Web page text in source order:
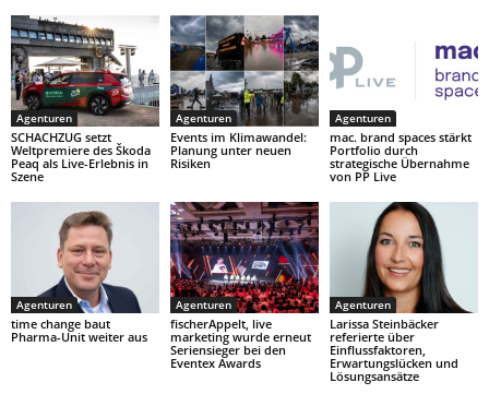
Agenturen
SCHACHZUG setzt
Weltpremiere des Škoda
Peaq als Live-Erlebnis in
Szene
Agenturen
Events im Klimawandel:
Planung unter neuen
Risiken
Agenturen
mac. brand spaces stärkt
Portfolio durch
strategische Übernahme
von PP Live
Agenturen
time change baut
Pharma-Unit weiter aus
Agenturen
fischerAppelt, live
marketing wurde erneut
Seriensieger bei den
Eventex Awards
Agenturen
Larissa Steinbäcker
referierte über
Einflussfaktoren,
Erwartungslücken und
Lösungsansätze